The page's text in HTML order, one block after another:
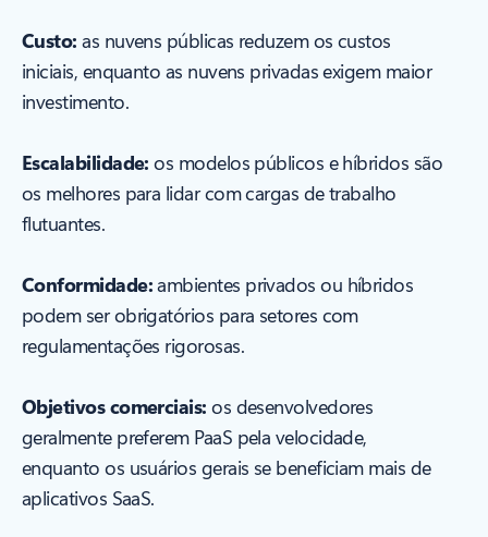
Custo: as nuvens públicas reduzem os custos
iniciais, enquanto as nuvens privadas exigem maior
investimento.
Escalabilidade: os modelos públicos e híbridos são
os melhores para lidar com cargas de trabalho
flutuantes.
Conformidade:ambientes privados ou híbridos
podem ser obrigatórios para setores com
regulamentações rigorosas.
Objetivos comerciais: os desenvolvedores
geralmente preferem PaaS pela velocidade,
enquanto os usuários gerais se beneficiam mais de
aplicativos SaaS.